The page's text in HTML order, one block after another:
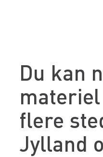
Du kan
flere
Jylland